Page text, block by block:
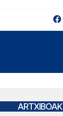
ARTXIBOAK